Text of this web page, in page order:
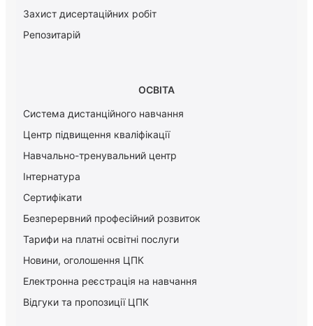
Захист дисертаційних робіт
Репозитарій
ОСВІТА
Система дистанційного навчання
Центр підвищення кваліфікації
Навчально-тренувальний центр
Інтернатура
Сертифікати
Безперервний професійний розвиток
Тарифи на платні освітні послуги
Новини, оголошення ЦПК
Електронна реєстрація на навчання
Відгуки та пропозиції ЦПК